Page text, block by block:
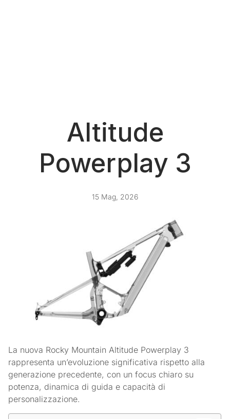
Altitude
Powerplay 3
15 Mag, 2026
La nuova Rocky Mountain Altitude Powerplay 3
rappresenta un’evoluzione significativa rispetto alla
generazione precedente, con un focus chiaro su
potenza, dinamica di guida e capacità di
personalizzazione.